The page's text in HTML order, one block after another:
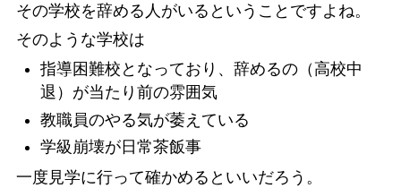
その学校を辞める人がいるということですよね。
そのような学校は
指導困難校となっており、辞めるの（高校中
退）が当たり前の雰囲気
教職員のやる気が萎えている
学級崩壊が日常茶飯事
一度見学に行って確かめるといいだろう。